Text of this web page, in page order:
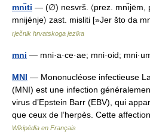
mnı̏ti — (∅) nesvrš. 〈prez. mnı̏jēm,
mnijénje〉 zast. misliti [»Jer što da
rječnik hrvatskoga jezika
mni — mni·a·ce·ae; mni·oid;
MNI — Mononucléose infectieuse
(MNI) est une infection
virus d’Epstein Barr (EBV), qui
que ceux de l’herpès. Cette
Wikipédia en Français